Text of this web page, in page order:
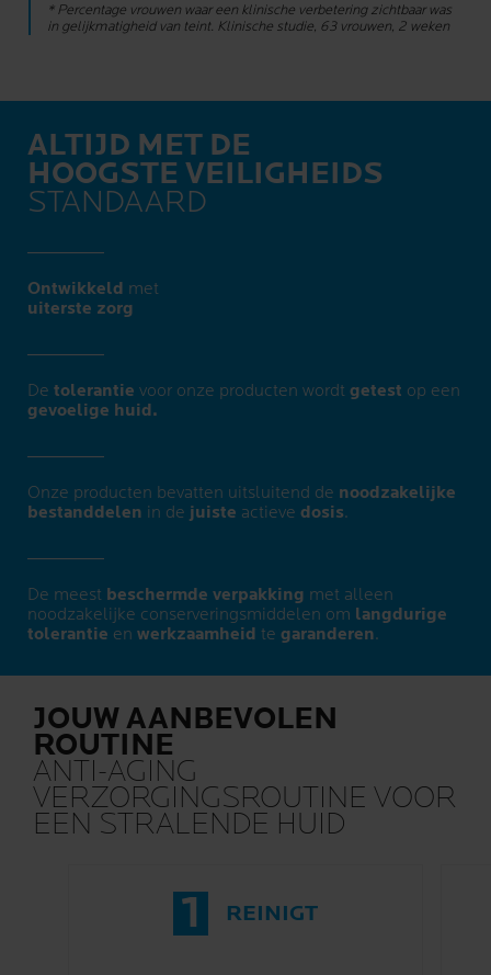
* Percentage vrouwen waar een klinische verbetering zichtbaar was
in gelijkmatigheid van teint. Klinische studie, 63 vrouwen, 2 weken
ALTIJD MET DE
HOOGSTE VEILIGHEIDS
STANDAARD
Ontwikkeld met
uiterste zorg​
De tolerantie voor onze producten wordt getest op een
gevoelige huid.
Onze producten bevatten uitsluitend de noodzakelijke
bestanddelen in de juiste actieve dosis.
De meest beschermde verpakking met alleen
noodzakelijke conserveringsmiddelen om langdurige
tolerantie en werkzaamheid te garanderen.
JOUW AANBEVOLEN
ROUTINE
ANTI-AGING
VERZORGINGSROUTINE VOOR
EEN STRALENDE HUID
1 REINIGT